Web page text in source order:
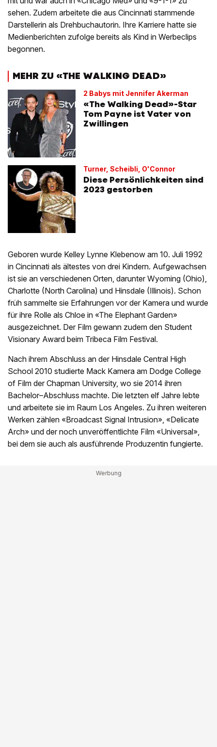
sehen. Zudem arbeitete die aus Cincinnati stammende
Darstellerin als Drehbuchautorin. Ihre Karriere hatte sie
Medienberichten zufolge bereits als Kind in Werbeclips
begonnen.
MEHR ZU «THE WALKING DEAD»
2 Babys mit Jennifer Akerman
«The Walking Dead»-Star
Tom Payne ist Vater von
Zwillingen
Turner, Scheibli, O'Connor
Diese Persönlichkeiten sind
2023 gestorben
Geboren wurde Kelley Lynne Klebenow am 10. Juli 1992
in Cincinnati als ältestes von drei Kindern. Aufgewachsen
ist sie an verschiedenen Orten, darunter Wyoming (Ohio),
Charlotte (North Carolina) und Hinsdale (Illinois). Schon
früh sammelte sie Erfahrungen vor der Kamera und wurde
für ihre Rolle als Chloe in «The Elephant Garden»
ausgezeichnet. Der Film gewann zudem den Student
Visionary Award beim Tribeca Film Festival.
Nach ihrem Abschluss an der Hinsdale Central High
School 2010 studierte Mack Kamera am Dodge College
of Film der Chapman University, wo sie 2014 ihren
Bachelor–Abschluss machte. Die letzten elf Jahre lebte
und arbeitete sie im Raum Los Angeles. Zu ihren weiteren
Werken zählen «Broadcast Signal Intrusion», «Delicate
Arch» und der noch unveröffentlichte Film «Universal»,
bei dem sie auch als ausführende Produzentin fungierte.